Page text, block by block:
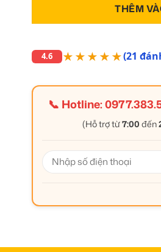
THÊM
4.6 ★★★★★(21
📞 Hotline:
(Hỗ trợ từ7:00 đến